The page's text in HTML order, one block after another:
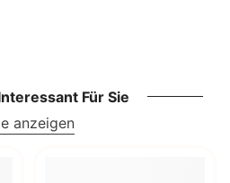
Für Sie
anzeigen